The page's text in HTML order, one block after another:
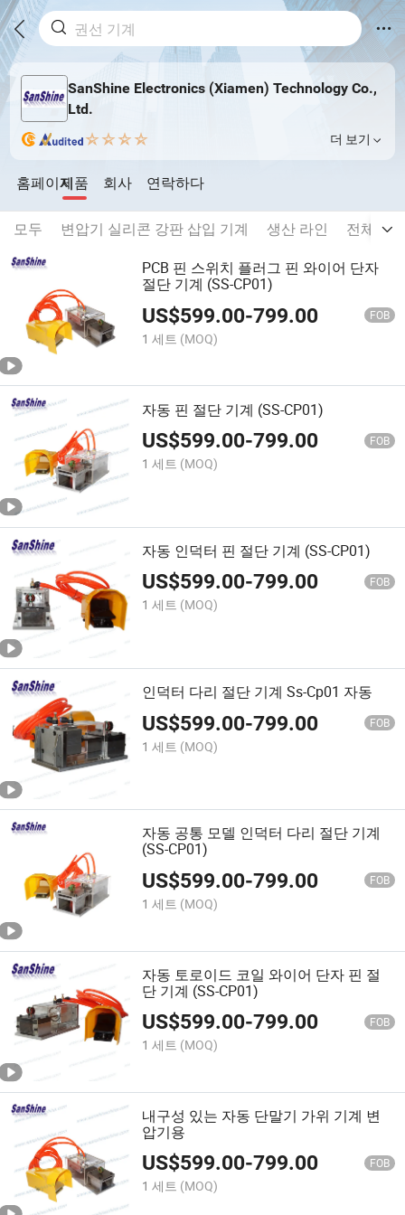
SanShine Electronics (Xiamen) Technology Co.,
Ltd.
더 보기
홈페이지제품 회사 연락하다
모두 변압기 실리콘 강판 삽입 기계 생산 라인
전체 제
PCB 핀 스위치 플러그 핀 와이어 단자
절단 기계 (SS-CP01)
US$599.00-799.00 FOB
1 세트 (MOQ)
자동 핀 절단 기계 (SS-CP01)
US$599.00-799.00 FOB
1 세트 (MOQ)
자동 인덕터 핀 절단 기계 (SS-CP01)
US$599.00-799.00 FOB
1 세트 (MOQ)
인덕터 다리 절단 기계 Ss-Cp01 자동
US$599.00-799.00 FOB
1 세트 (MOQ)
자동 공통 모델 인덕터 다리 절단 기계
(SS-CP01)
US$599.00-799.00 FOB
1 세트 (MOQ)
자동 토로이드 코일 와이어 단자 핀 절
단 기계 (SS-CP01)
US$599.00-799.00 FOB
1 세트 (MOQ)
내구성 있는 자동 단말기 가위 기계 변
압기용
US$599.00-799.00 FOB
1 세트 (MOQ)